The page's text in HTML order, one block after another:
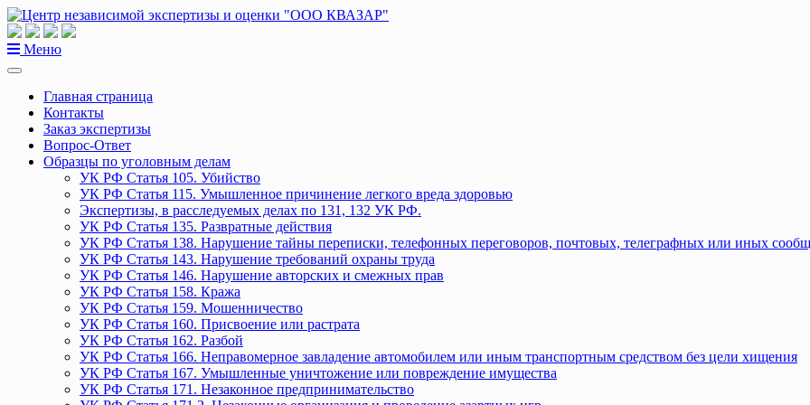
Перейти
к
содержанию
Меню
Главная страница
Контакты
Заказ экспертизы
Вопрос-Ответ
Образцы по уголовным делам
УК РФ Статья 105. Убийство
УК РФ Статья 115. Умышленное причинение легкого вреда здоровью
Экспертизы, в расследуемых делах по 131, 132 УК РФ.
УК РФ Статья 135. Развратные действия
УК РФ Статья 138. Нарушение тайны переписки, телефонных переговоров, почтовых, телеграфных или иных
УК РФ Статья 143. Нарушение требований охраны труда
УК РФ Статья 146. Нарушение авторских и смежных прав
УК РФ Статья 158. Кража
УК РФ Статья 159. Мошенничество
УК РФ Статья 160. Присвоение или растрата
УК РФ Статья 162. Разбой
УК РФ Статья 166. Неправомерное завладение автомобилем или иным транспортным средством без цели хищения
УК РФ Статья 167. Умышленные уничтожение или повреждение имущества
УК РФ Статья 171. Незаконное предпринимательство